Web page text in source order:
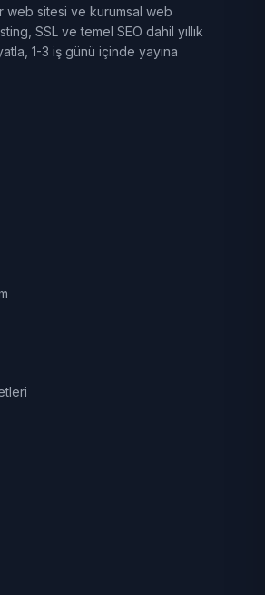
web sitesi ve kurumsal web
SSL ve temel SEO dahil yıllık
1-3 iş günü içinde yayına